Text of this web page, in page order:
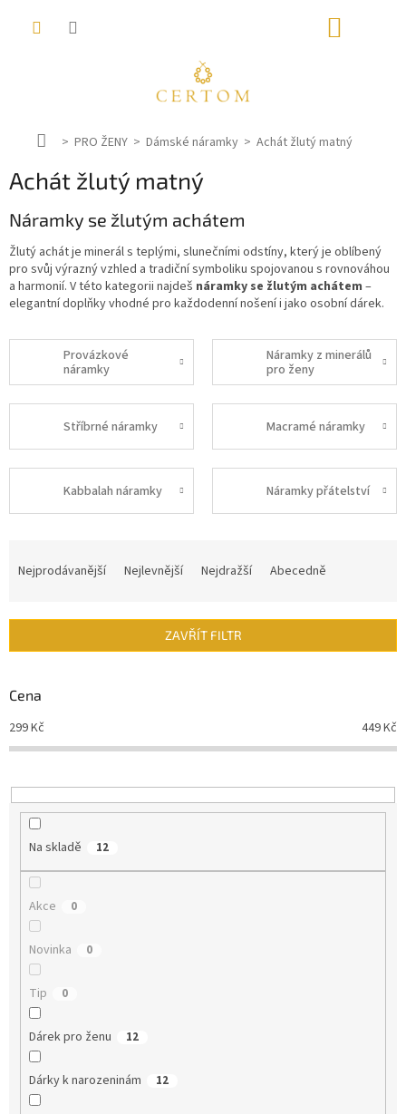
D
m
PRO ŽENY Dámské náramky Achát žlutý matný
Achát žlutý matný
Náramky se žlutým achátem
Žlutý achát je minerál s teplými, slunečními odstíny, který je oblíbený
pro svůj výrazný vzhled a tradiční symboliku spojovanou s rovnováhou
a harmonií. V této kategorii najdeš náramky se žlutým achátem –
elegantní doplňky vhodné pro každodenní nošení i jako osobní dárek.
Provázkové
náramky
Náramky z minerálů
pro ženy
Stříbrné náramky Macramé náramky
Kabbalah náramky Náramky přátelství
í
r
o
d
u
t
ů
Nejprodávanější Nejlevnější Nejdražší Abecedně
ZAVŘÍT FILTR
Cena
299Kč 449Kč
Na skladě 12
Akce 0
Novinka 0
Tip 0
Dárek pro ženu 12
Dárky k narozeninám 12